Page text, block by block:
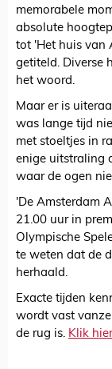
memorabele
absolute
tot 'Het huis van
getiteld. Diverse
het woord.
Maar er is
was lange tijd
met stoeltjes in
enige uitstraling
waar de ogen
'De Amsterdam
21.00 uur in
Olympische
te weten dat de
herhaald.
Exacte tijden
wordt vast
de rug is. Klik